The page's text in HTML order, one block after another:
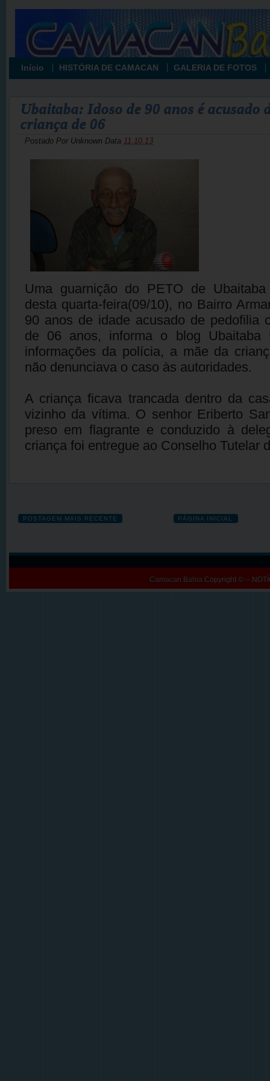
Início HISTÓRIA DE CAMACAN GALERIA DE FOTOS
Ubaitaba: Idoso de 90 anos é acusado
criança de 06
Postado Por Unknown Data 11.10.13
Uma guarnição do PETO de
desta quarta-feira(09/10), no Bairro
90 anos de idade acusado de pedofilia
de 06 anos, informa o blog Ubaitaba
informações da polícia, a mãe da
não denunciava o caso às autoridades.
A criança ficava trancada dentro da
vizinho da vítima. O senhor Eriberto
preso em flagrante e conduzido à
criança foi entregue ao Conselho Tutelar
POSTAGEM MAIS RECENTE PÁGINA INICIAL
Camacan Bahia Copyright © --